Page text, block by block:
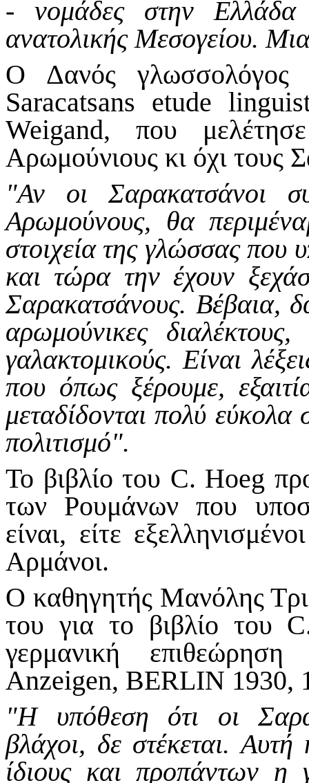
- νομάδες στην
ανατολικής Μεσογείου.
O Δανός
Saracatsans etude
Weigand, που
Αρωμούνιους κι όχι τους
"Αν οι Σαρακατσάνοι
Αρωμούνους, θα
στοιχεία της γλώσ­σας που
και τώρα την έχουν
Σαρακατσάνους. Βέβαια,
αρωμούνικες
γαλακτομικούς. Είναι
που όπως ξέρουμε,
μεταδίδονται πολύ εύκολα
πολιτισμό".
Το βιβλίο του C. Hoeg
των Ρουμάνων που
είναι, είτε
Aρμάνοι.
O καθηγητής Μανόλης
του για το βιβλίο του
γερμανική
Anzeigen, BERLIN 1930,
"H υπόθεση ότι οι
βλάχοι, δε στέκεται.
ίδιους και προπάντων η